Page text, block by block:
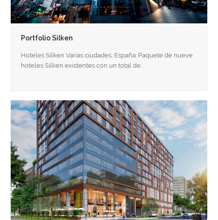
Portfolio Silken
Hoteles Silken Varias ciudades, España. Paquete de nueve
hoteles Silken existentes con un total de…